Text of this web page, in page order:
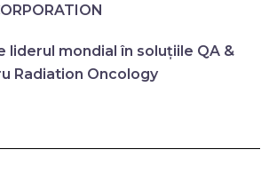
liderul mondial în soluțiile QA &
Radiation Oncology